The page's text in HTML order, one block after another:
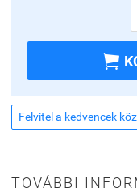

Felvitel a kedvencek
TOVÁBBI